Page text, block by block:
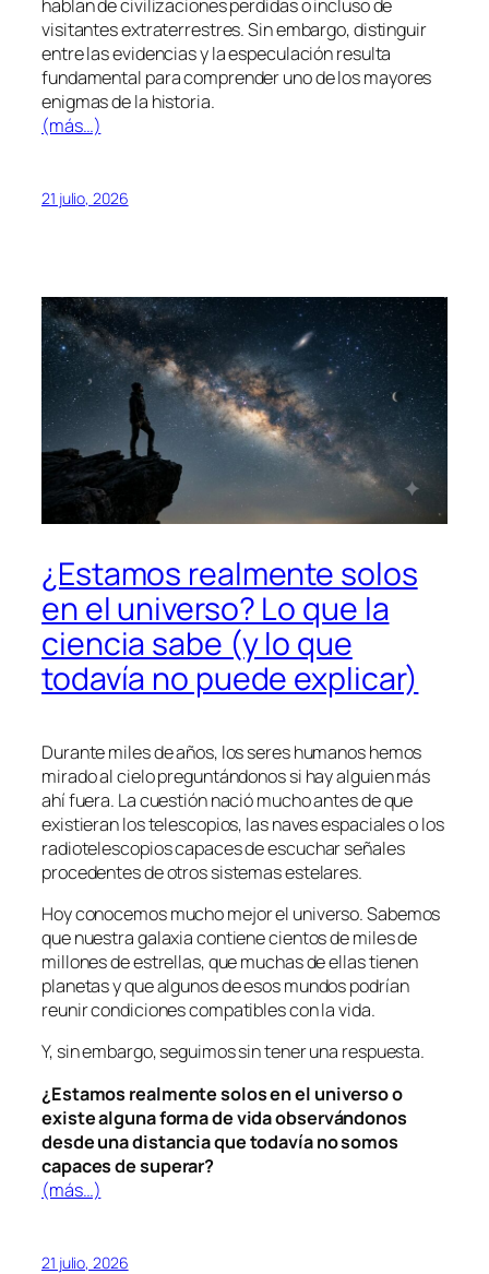
hablan de civilizaciones perdidas o incluso de
visitantes extraterrestres. Sin embargo, distinguir
entre las evidencias y la especulación resulta
fundamental para comprender uno de los mayores
enigmas de la historia.
(más…)
21 julio, 2026
¿Estamos realmente solos
en el universo? Lo que la
ciencia sabe (y lo que
todavía no puede explicar)
Durante miles de años, los seres humanos hemos
mirado al cielo preguntándonos si hay alguien más
ahí fuera. La cuestión nació mucho antes de que
existieran los telescopios, las naves espaciales o los
radiotelescopios capaces de escuchar señales
procedentes de otros sistemas estelares.
Hoy conocemos mucho mejor el universo. Sabemos
que nuestra galaxia contiene cientos de miles de
millones de estrellas, que muchas de ellas tienen
planetas y que algunos de esos mundos podrían
reunir condiciones compatibles con la vida.
Y, sin embargo, seguimos sin tener una respuesta.
¿Estamos realmente solos en el universo o
existe alguna forma de vida observándonos
desde una distancia que todavía no somos
capaces de superar?
(más…)
21 julio, 2026